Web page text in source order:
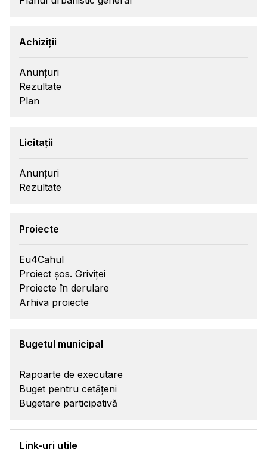
Achiziții
Anunțuri
Rezultate
Plan
Licitații
Anunțuri
Rezultate
Proiecte
Eu4Cahul
Proiect șos. Griviței
Proiecte în derulare
Arhiva proiecte
Bugetul municipal
Rapoarte de executare
Buget pentru cetățeni
Bugetare participativă
Link-uri utile